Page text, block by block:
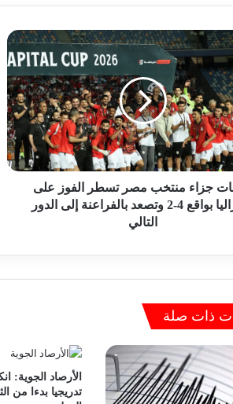
جزاء منتخب مصر تسطر الفوز على
أستراليا بواقع 4-2 وتصعد بالفراعنة إلى الدور
التالي
ذات صلة
الأرصاد الجوية:
تدريجيا بدءا من